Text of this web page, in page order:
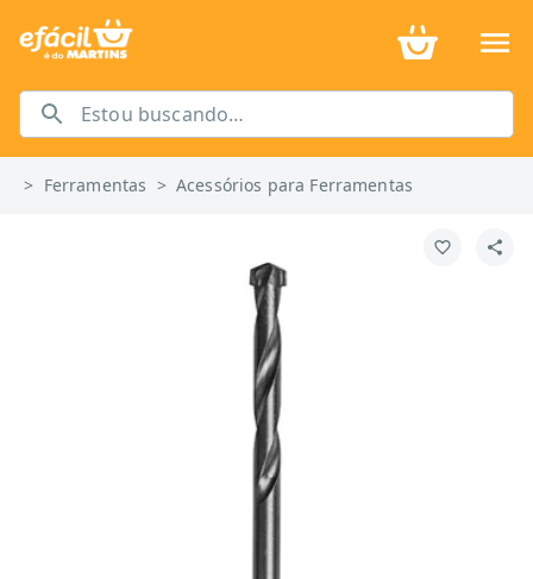
> Ferramentas >Acessórios para Ferramentas